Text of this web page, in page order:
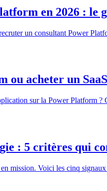
en 2026 : le
un consultant Power
acheter un
sur la Power Platform ?
: 5 critères qui
mission. Voici les cinq